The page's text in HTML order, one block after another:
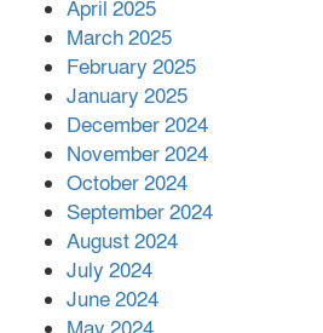
সহায়তা দিলেন
April 2025
March 2025
February 2025
January 2025
December 2024
November 2024
October 2024
September 2024
August 2024
July 2024
June 2024